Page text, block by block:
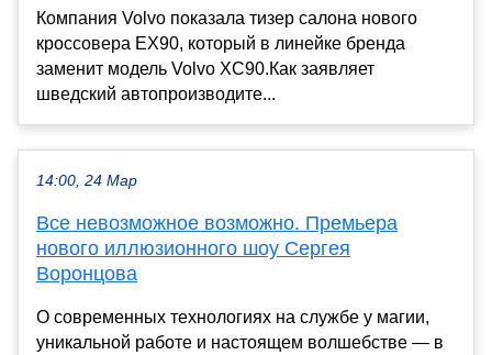
Компания Volvo показала тизер салона нового
кроссовера EX90, который в линейке бренда
заменит модель Volvo XC90.Как заявляет
шведский автопроизводите...
14:00, 24 Мар
Все невозможное возможно. Премьера
нового иллюзионного шоу Сергея
Воронцова
О современных технологиях на службе у магии,
уникальной работе и настоящем волшебстве — в